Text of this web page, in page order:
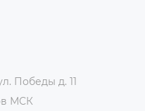
Победы д. 11
МСК